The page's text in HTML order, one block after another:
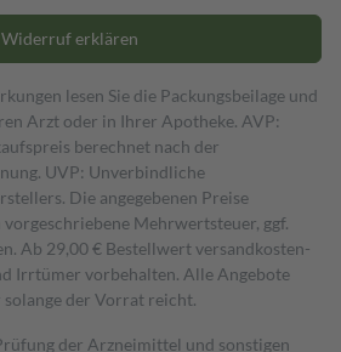
Widerruf erklären
lesen Sie die Packungsbeilage und
Arzt oder in Ihrer Apotheke. AVP:
berechnet nach der
UVP: Unverbindliche
Die angegebenen Preise
Mehrwertsteuer, ggf.
Ab 29,00 € Bestell­wert versand­kosten­
Irrtümer vorbehalten. Alle Angebote
der Vorrat reicht.
der Arzneimittel und sonstigen